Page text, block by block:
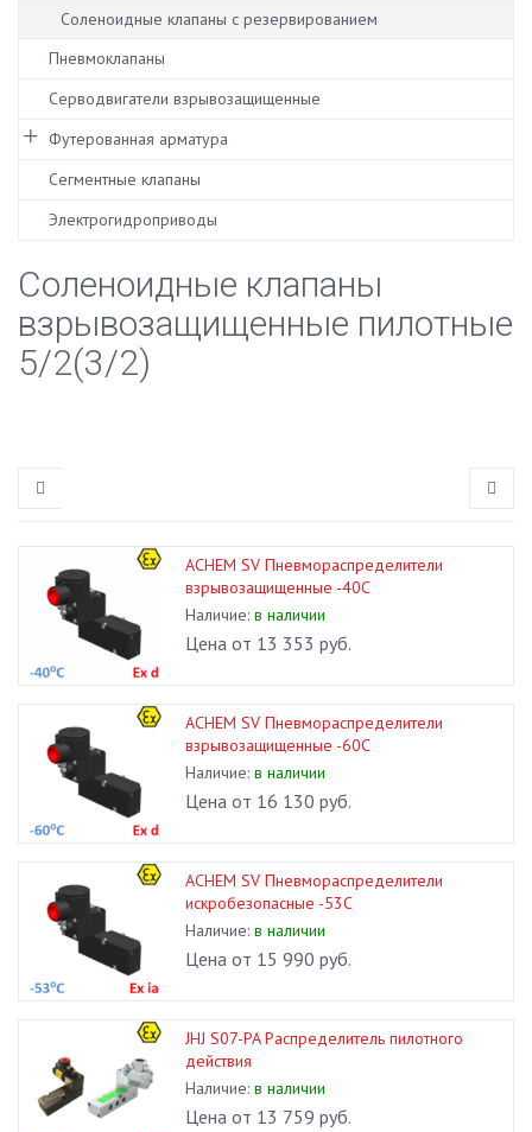
Соленоидные клапаны с резервированием
Пневмоклапаны
Серводвигатели взрывозащищенные
Футерованная арматура
Сегментные клапаны
Электрогидроприводы
Соленоидные клапаны
взрывозащищенные пилотные
5/2(3/2)
ACHEM SV Пневмораспределители
взрывозащищенные -40С
Наличие:в наличии
Цена от 13 353 руб.
ACHEM SV Пневмораспределители
взрывозащищенные -60С
Наличие:в наличии
Цена от 16 130 руб.
ACHEM SV Пневмораспределители
искробезопасные -53С
Наличие:в наличии
Цена от 15 990 руб.
JHJ S07-PA Распределитель пилотного
действия
Наличие:в наличии
Цена от 13 759 руб.